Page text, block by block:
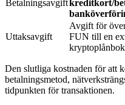
Betalningsavgiftkreditkort/
Uttaksavgift
Avgift för
FUN till en
Den slutliga kostnaden för att
betalningsmetod,
tidpunkten för transaktionen.